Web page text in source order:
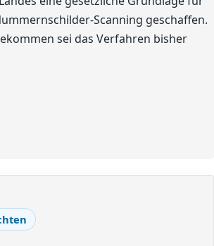
Scanning geschaffen.
sei das Verfahren bisher